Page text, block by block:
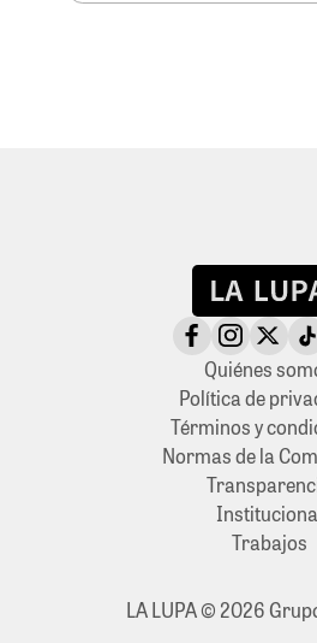
Quiénes
Política de
Términos y
Normas de la
Trabajos
LA LUPA © 2026